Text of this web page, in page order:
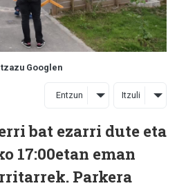
Googlen
Entzun Itzuli
bat ezarri dute eta
17:00etan eman
Parkera